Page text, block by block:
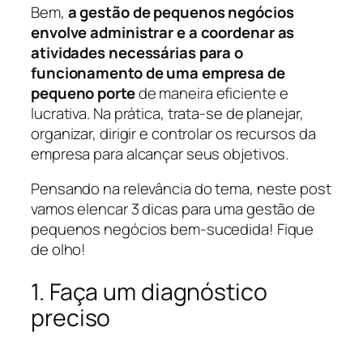
Bem, a gestão de pequenos negócios
envolve administrar e a coordenar as
atividades necessárias para o
funcionamento de uma empresa de
pequeno portede maneira eficiente e
lucrativa. Na prática, trata-se de planejar,
organizar, dirigir e controlar os recursos da
empresa para alcançar seus objetivos.
Pensando na relevância do tema, neste post
vamos elencar 3 dicas para uma gestão de
pequenos negócios bem-sucedida! Fique
de olho!
1. Faça um diagnóstico
preciso